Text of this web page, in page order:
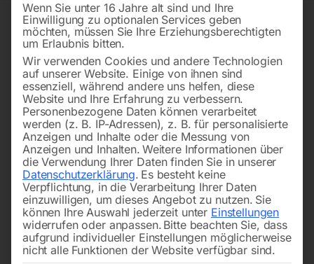
Wenn Sie unter 16 Jahre alt sind und Ihre
Einwilligung zu optionalen Services geben
möchten, müssen Sie Ihre Erziehungsberechtigten
um Erlaubnis bitten.
Wir verwenden Cookies und andere Technologien
auf unserer Website. Einige von ihnen sind
essenziell, während andere uns helfen, diese
Website und Ihre Erfahrung zu verbessern.
Personenbezogene Daten können verarbeitet
werden (z. B. IP-Adressen), z. B. für personalisierte
Anzeigen und Inhalte oder die Messung von
Anzeigen und Inhalten. Weitere Informationen über
die Verwendung Ihrer Daten finden Sie in unserer
Datenschutzerklärung. Es besteht keine
Verpflichtung, in die Verarbeitung Ihrer Daten
einzuwilligen, um dieses Angebot zu nutzen. Sie
können Ihre Auswahl jederzeit unter Einstellungen
widerrufen oder anpassen. Bitte beachten Sie, dass
aufgrund individueller Einstellungen möglicherweise
nicht alle Funktionen der Website verfügbar sind.